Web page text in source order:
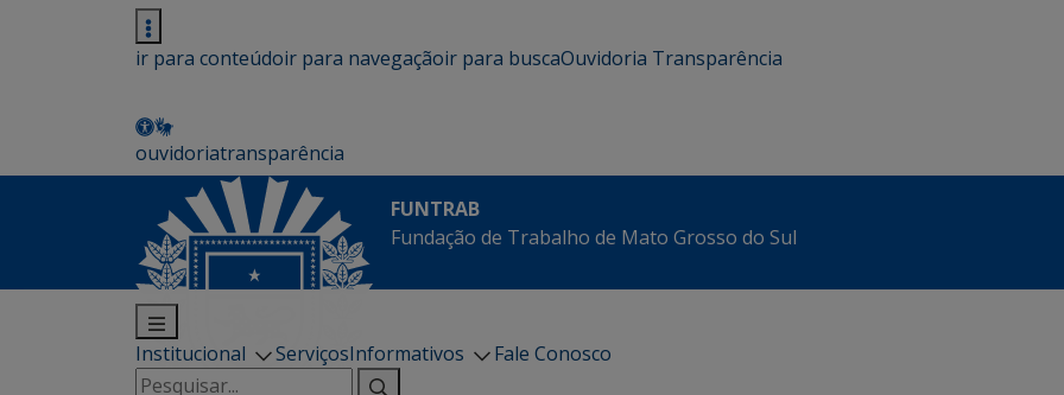
ir para conteúdoir para navegaçãoir para buscaOuvidoria Transparência
ouvidoriatransparência
FUNTRAB
Fundação de Trabalho de Mato Grosso do Sul
Institucional ServiçosInformativos
Fale Conosco
Pesquisar